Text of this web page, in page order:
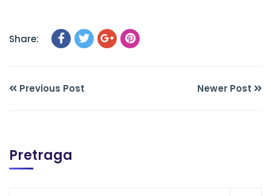
Share:
Previous Post Newer Post
Pretraga